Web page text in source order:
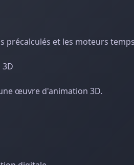
précalculés et les moteurs
œuvre d'animation 3D.